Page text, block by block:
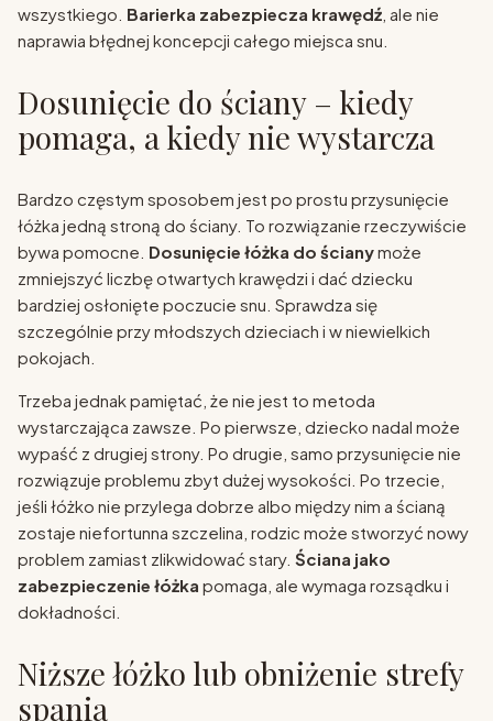
wszystkiego. Barierka zabezpiecza krawędź , ale nie
naprawia błędnej koncepcji całego miejsca snu.
Dosunięcie do ściany – kiedy
pomaga, a kiedy nie wystarcza
Bardzo częstym sposobem jest po prostu przysunięcie
łóżka jedną stroną do ściany. To rozwiązanie rzeczywiście
bywa pomocne. Dosunięcie łóżka do ścianymoże
zmniejszyć liczbę otwartych krawędzi i dać dziecku
bardziej osłonięte poczucie snu. Sprawdza się
szczególnie przy młodszych dzieciach i w niewielkich
pokojach.
Trzeba jednak pamiętać, że nie jest to metoda
wystarczająca zawsze. Po pierwsze, dziecko nadal może
wypaść z drugiej strony. Po drugie, samo przysunięcie nie
rozwiązuje problemu zbyt dużej wysokości. Po trzecie,
jeśli łóżko nie przylega dobrze albo między nim a ścianą
zostaje niefortunna szczelina, rodzic może stworzyć nowy
problem zamiast zlikwidować stary. Ściana jako
zabezpieczenie łóżka pomaga, ale wymaga rozsądku i
dokładności.
Niższe łóżko lub obniżenie strefy
spania